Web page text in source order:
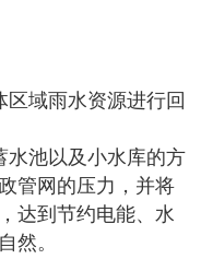
区域雨水资源进行回
水池以及小水库的方
管网的压力，并将
达到节约电能、水
然。